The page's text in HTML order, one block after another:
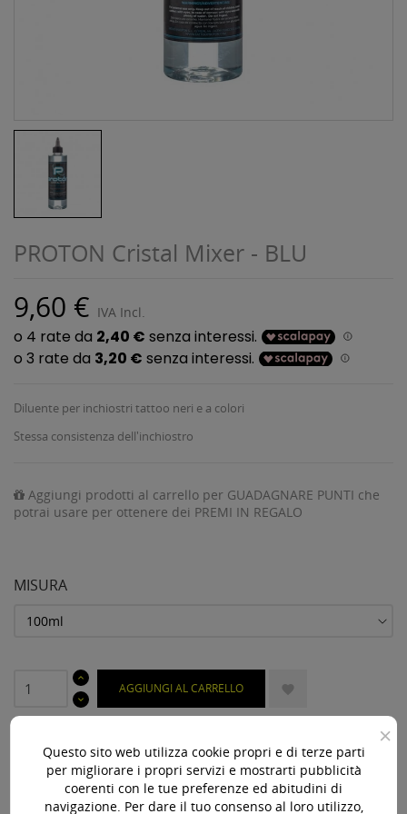
PROTON Cristal Mixer - BLU
9,60 € IVA Incl.
Diluente per inchiostri tattoo neri e a colori
Stessa consistenza dell'inchiostro
Aggiungi prodotti al carrello per GUADAGNARE PUNTI che
potrai usare per ottenere dei PREMI IN REGALO
MISURA
AGGIUNGI AL CARRELLO 
Acquista 119,00 € (iva incl.) di prodotti per ottenere la
spedizione gratuita!
×
Questo sito web utilizza cookie propri e di terze parti
per migliorare i propri servizi e mostrarti pubblicità
coerenti con le tue preferenze ed abitudini di
navigazione. Per dare il tuo consenso al loro utilizzo,